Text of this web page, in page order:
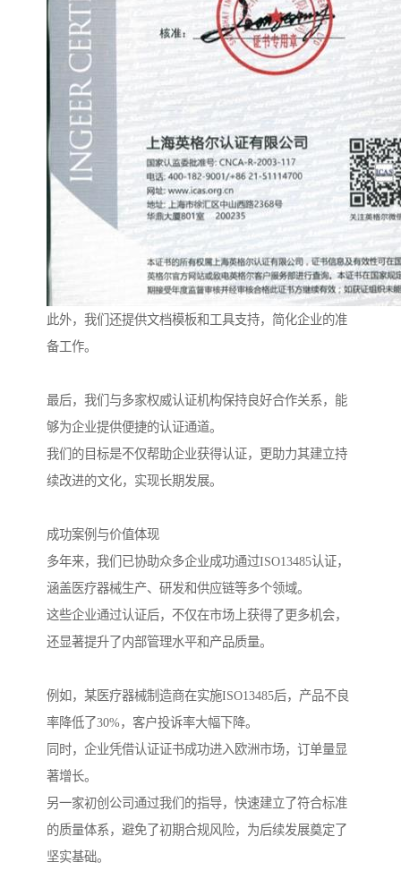
此外，我们还提供文档模板和工具支持，简化企业的准
备工作。
最后，我们与多家权威认证机构保持良好合作关系，能
够为企业提供便捷的认证通道。
我们的目标是不仅帮助企业获得认证，更助力其建立持
续改进的文化，实现长期发展。
成功案例与价值体现
多年来，我们已协助众多企业成功通过ISO13485认证，
涵盖医疗器械生产、研发和供应链等多个领域。
这些企业通过认证后，不仅在市场上获得了更多机会，
还显著提升了内部管理水平和产品质量。
例如，某医疗器械制造商在实施ISO13485后，产品不良
率降低了30%，客户投诉率大幅下降。
同时，企业凭借认证证书成功进入欧洲市场，订单量显
著增长。
另一家初创公司通过我们的指导，快速建立了符合标准
的质量体系，避免了初期合规风险，为后续发展奠定了
坚实基础。